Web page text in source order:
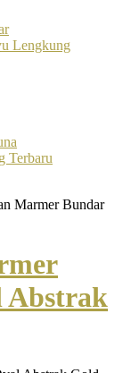
Marmer Bundar
Abstrak